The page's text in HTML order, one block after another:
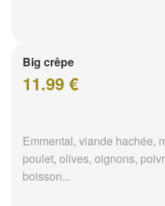
Big crêpe
11.99 €
Emmental, viande hachée,
poulet, olives, oignons,
boisson...